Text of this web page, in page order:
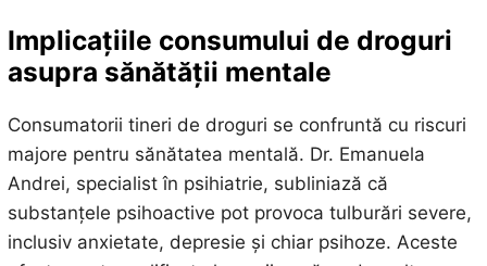
Implicațiile consumului de droguri
asupra sănătății mentale
Consumatorii tineri de droguri se confruntă cu riscuri
majore pentru sănătatea mentală. Dr. Emanuela
Andrei, specialist în psihiatrie, subliniază că
substanțele psihoactive pot provoca tulburări severe,
inclusiv anxietate, depresie și chiar psihoze. Aceste